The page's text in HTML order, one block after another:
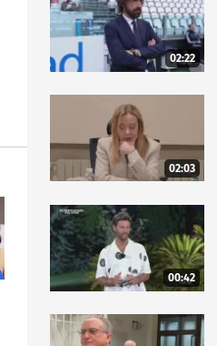
02:22
02:03
00:42